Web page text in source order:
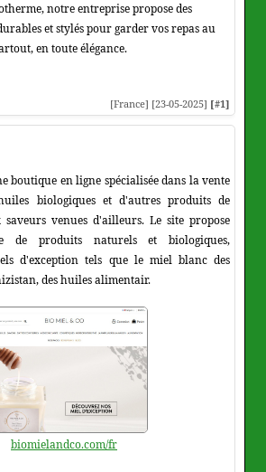
notre entreprise propose des
et stylés pour garder vos repas au
en toute élégance.
[France] [23-05-2025] [#1]
boutique en ligne spécialisée dans la vente
biologiques et d'autres produits de
venues d'ailleurs. Le site propose
de produits naturels et biologiques,
d'exception tels que le miel blanc des
des huiles alimentair.
biomielandco.com/fr